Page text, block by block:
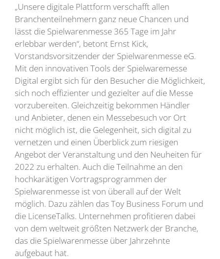
„Unsere digitale Plattform verschafft allen
Branchenteilnehmern ganz neue Chancen und
lässt die Spielwarenmesse 365 Tage im Jahr
erlebbar werden“, betont Ernst Kick,
Vorstandsvorsitzender der Spielwarenmesse eG.
Mit den innovativen Tools der Spielwaremesse
Digital ergibt sich für den Besucher die Möglichkeit,
sich noch effizienter und gezielter auf die Messe
vorzubereiten. Gleichzeitig bekommen Händler
und Anbieter, denen ein Messebesuch vor Ort
nicht möglich ist, die Gelegenheit, sich digital zu
vernetzen und einen Überblick zum riesigen
Angebot der Veranstaltung und den Neuheiten für
2022 zu erhalten. Auch die Teilnahme an den
hochkarätigen Vortragsprogrammen der
Spielwarenmesse ist von überall auf der Welt
möglich. Dazu zählen das Toy Business Forum und
die LicenseTalks. Unternehmen profitieren dabei
von dem weltweit größten Netzwerk der Branche,
das die Spielwarenmesse über Jahrzehnte
aufgebaut hat.